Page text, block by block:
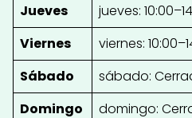
Jueves
jueves:
Viernes
viernes:
Sábado
sábado:
Domingo
domingo: